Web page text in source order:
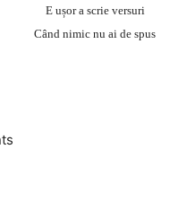
E ușor a scrie versuri
Când nimic nu ai de spus